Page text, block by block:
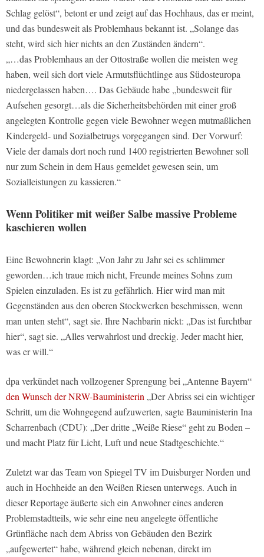
Schlag gelöst“, betont er und zeigt auf das Hochhaus, das er meint,
und das bundesweit als Problemhaus bekannt ist. „Solange das
steht, wird sich hier nichts an den Zuständen ändern“.
„…das Problemhaus an der Ottostraße wollen die meisten weg
haben, weil sich dort viele Armutsflüchtlinge aus Südosteuropa
niedergelassen haben…. Das Gebäude habe „bundesweit für
Aufsehen gesorgt…als die Sicherheitsbehörden mit einer groß
angelegten Kontrolle gegen viele Bewohner wegen mutmaßlichen
Kindergeld- und Sozialbetrugs vorgegangen sind. Der Vorwurf:
Viele der damals dort noch rund 1400 registrierten Bewohner soll
nur zum Schein in dem Haus gemeldet gewesen sein, um
Sozialleistungen zu kassieren.“
Wenn Politiker mit weißer Salbe massive Probleme
kaschieren wollen
Eine Bewohnerin klagt: „Von Jahr zu Jahr sei es schlimmer
geworden…ich traue mich nicht, Freunde meines Sohns zum
Spielen einzuladen. Es ist zu gefährlich. Hier wird man mit
Gegenständen aus den oberen Stockwerken beschmissen, wenn
man unten steht“, sagt sie. Ihre Nachbarin nickt: „Das ist furchtbar
hier“, sagt sie. „Alles verwahrlost und dreckig. Jeder macht hier,
was er will.“
dpa verkündet nach vollzogener Sprengung bei „Antenne Bayern“
den Wunsch der NRW-Bauministerin„Der Abriss sei ein wichtiger
Schritt, um die Wohngegend aufzuwerten, sagte Bauministerin Ina
Scharrenbach (CDU): „Der dritte „Weiße Riese“ geht zu Boden –
und macht Platz für Licht, Luft und neue Stadtgeschichte.“
Zuletzt war das Team von Spiegel TV im Duisburger Norden und
auch in Hochheide an den Weißen Riesen unterwegs. Auch in
dieser Reportage äußerte sich ein Anwohner eines anderen
Problemstadtteils, wie sehr eine neu angelegte öffentliche
Grünfläche nach dem Abriss von Gebäuden den Bezirk
„aufgewertet“ habe, während gleich nebenan, direkt im